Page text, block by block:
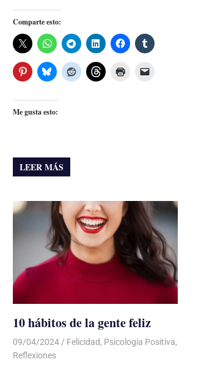
Comparte esto:
Me gusta esto:
LEER MÁS
10 hábitos de la gente feliz
09/04/2024 De todo un Poco
Felicidad, Psicologia Positiva,
Reflexiones